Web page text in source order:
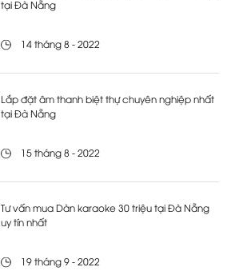
tại Đà Nẵng
14 tháng 8 - 2022
Lắp đặt âm thanh biệt thự chuyên nghiệp nhất
tại Đà Nẵng
15 tháng 8 - 2022
Tư vấn mua Dàn karaoke 30 triệu tại Đà Nẵng
uy tín nhất
19 tháng 9 - 2022